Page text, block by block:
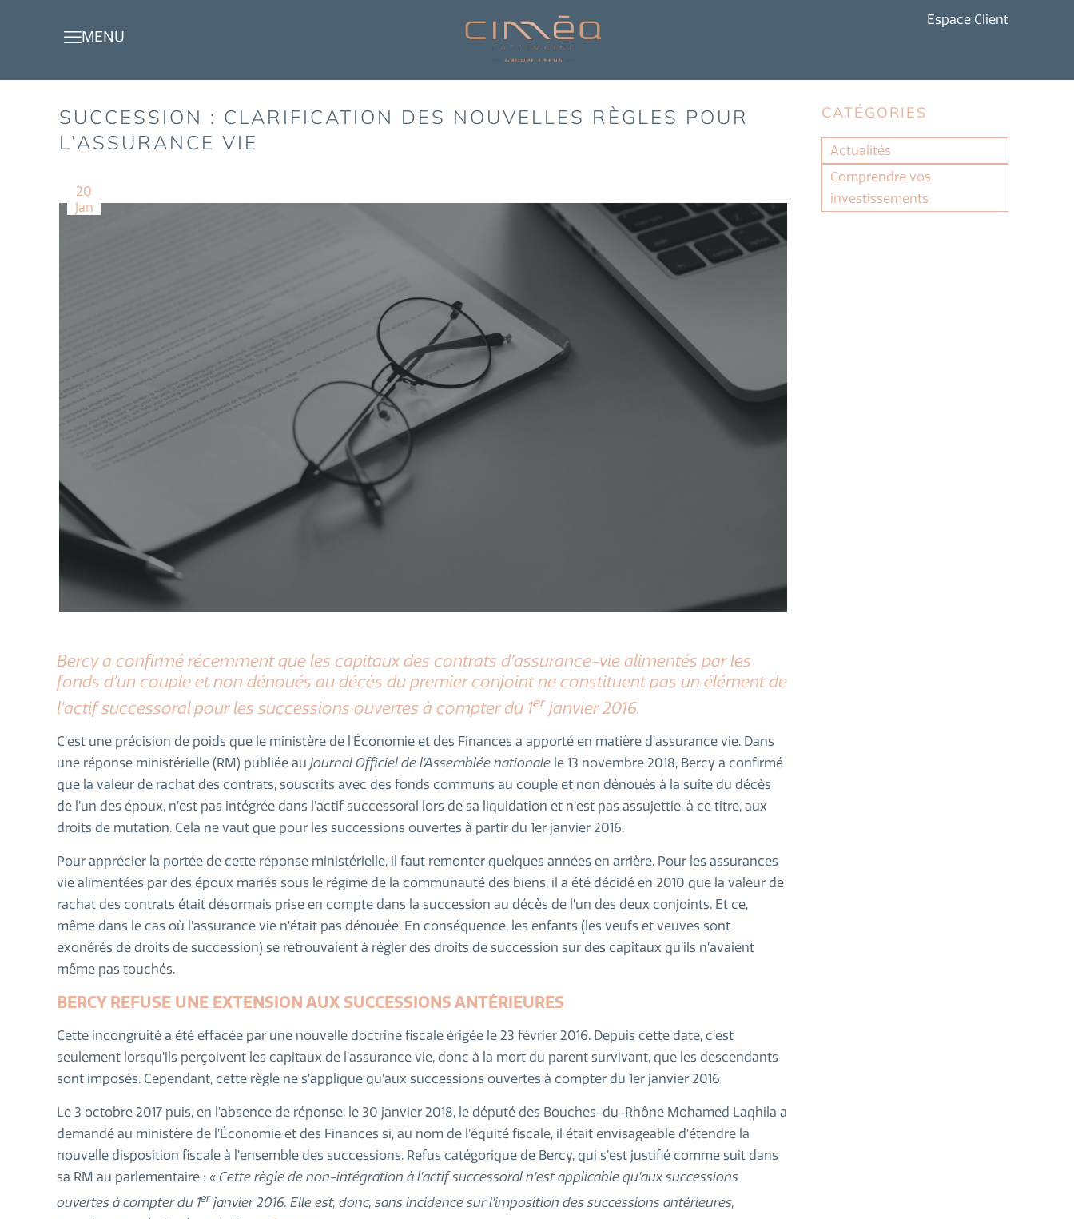
Espace Client
SUCCESSION : CLARIFICATION DES NOUVELLES RÈGLES POUR
L’ASSURANCE VIE
20
Jan
Bercy a confirmé récemment que les capitaux des contrats d’assurance-vie alimentés par les
fonds d’un couple et non dénoués au décès du premier conjoint ne constituent pas un élément de
l’actif successoral pour les successions ouvertes à compter du 1erjanvier 2016.
C’est une précision de poids que le ministère de l’Économie et des Finances a apporté en matière d’assurance vie. Dans
une réponse ministérielle (RM) publiée auJournal Officiel de l’Assemblée nationale le 13 novembre 2018, Bercy a confirmé
que la valeur de rachat des contrats, souscrits avec des fonds communs au couple et non dénoués à la suite du décès
de l’un des époux, n’est pas intégrée dans l’actif successoral lors de sa liquidation et n’est pas assujettie, à ce titre, aux
droits de mutation. Cela ne vaut que pour les successions ouvertes à partir du 1er janvier 2016.
Pour apprécier la portée de cette réponse ministérielle, il faut remonter quelques années en arrière. Pour les assurances
vie alimentées par des époux mariés sous le régime de la communauté des biens, il a été décidé en 2010 que la valeur de
rachat des contrats était désormais prise en compte dans la succession au décès de l’un des deux conjoints. Et ce,
même dans le cas où l’assurance vie n’était pas dénouée. En conséquence, les enfants (les veufs et veuves sont
exonérés de droits de succession) se retrouvaient à régler des droits de succession sur des capitaux qu’ils n’avaient
même pas touchés.
BERCY REFUSE UNE EXTENSION AUX SUCCESSIONS ANTÉRIEURES
Cette incongruité a été effacée par une nouvelle doctrine fiscale érigée le 23 février 2016. Depuis cette date, c’est
seulement lorsqu’ils perçoivent les capitaux de l’assurance vie, donc à la mort du parent survivant, que les descendants
sont imposés. Cependant, cette règle ne s’applique qu’aux successions ouvertes à compter du 1er janvier 2016
Le 3 octobre 2017 puis, en l’absence de réponse, le 30 janvier 2018, le député des Bouches-du-Rhône Mohamed Laqhila a
demandé au ministère de l’Économie et des Finances si, au nom de l’équité fiscale, il était envisageable d’étendre la
nouvelle disposition fiscale à l’ensemble des successions. Refus catégorique de Bercy, qui s’est justifié comme suit dans
sa RM au parlementaire : « Cette règle de non-intégration à l’actif successoral n’est applicable qu’aux successions
ouvertes à compter du 1er janvier 2016. Elle est, donc, sans incidence sur l’imposition des successions antérieures,
CATÉGORIES
Actualités
Comprendre vos
investissements